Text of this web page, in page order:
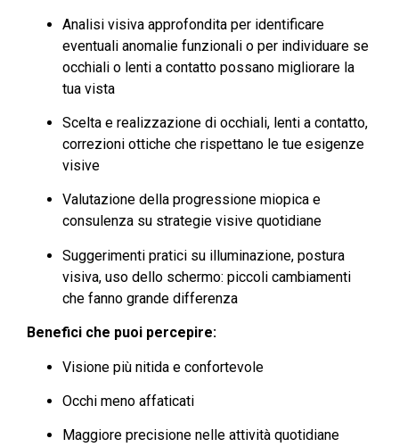
Analisi visiva approfondita per identificare
eventuali anomalie funzionali o per individuare se
occhiali o lenti a contatto possano migliorare la
tua vista
Scelta e realizzazione di occhiali, lenti a contatto,
correzioni ottiche che rispettano le tue esigenze
visive
Valutazione della progressione miopica e
consulenza su strategie visive quotidiane
Suggerimenti pratici su illuminazione, postura
visiva, uso dello schermo: piccoli cambiamenti
che fanno grande differenza
Benefici che puoi percepire:
Visione più nitida e confortevole
Occhi meno affaticati
Maggiore precisione nelle attività quotidiane